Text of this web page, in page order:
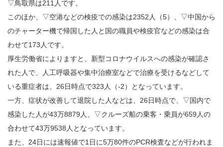
▽鳥取県は211人です。
このほか、▽空港などの検疫での感染は2352人（5）、▽中国から
のチャーター機で帰国した人と国の職員や検疫官などの感染は合
わせて173人です。
厚生労働省によりますと、新型コロナウイルスへの感染が確認さ
れた人で、人工呼吸器や集中治療室などで治療を受けるなどして
いる重症者は、26日時点で323人（-2）となっています。
一方、症状が改善して退院した人などは、26日時点で、▽国内で
感染した人が43万8879人、▽クルーズ船の乗客・乗員が659人の
合わせて43万9538人となっています。
また、24日には速報値で1日に5万80件のPCR検査などが行われま